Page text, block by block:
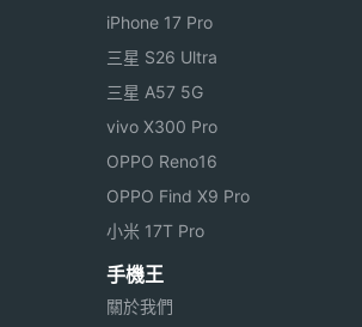
iPhone 17 Pro
三星 S26 Ultra
三星 A57 5G
vivo X300 Pro
OPPO Reno16
OPPO Find X9 Pro
小米 17T Pro
手機王
關於我們